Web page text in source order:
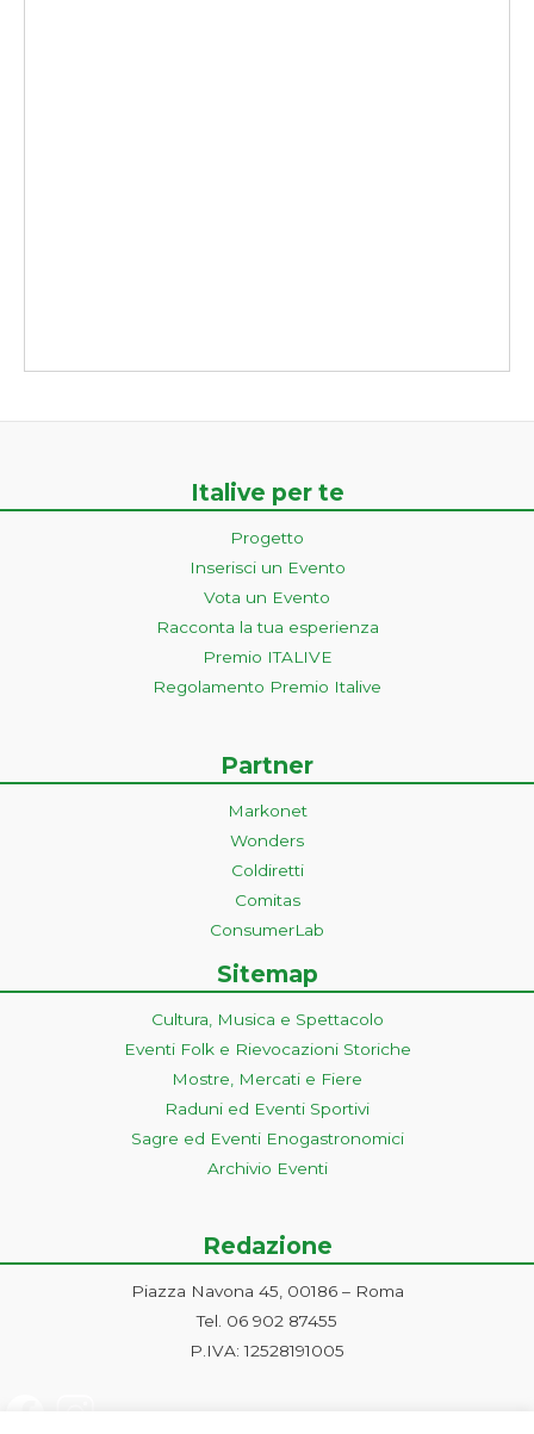
Italive per te
Progetto
Inserisci un Evento
Vota un Evento
Racconta la tua esperienza
Premio ITALIVE
Regolamento Premio Italive
Partner
Markonet
Wonders
Coldiretti
Comitas
ConsumerLab
Sitemap
Cultura, Musica e Spettacolo
Eventi Folk e Rievocazioni Storiche
Mostre, Mercati e Fiere
Raduni ed Eventi Sportivi
Sagre ed Eventi Enogastronomici
Archivio Eventi
Redazione
Piazza Navona 45, 00186 – Roma
Tel. 06 902 87455
P.IVA: 12528191005